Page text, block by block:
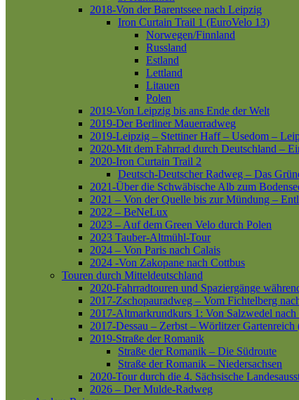
2018-Von der Barentssee nach Leipzig
Iron Curtain Trail 1 (EuroVelo 13)
Norwegen/Finnland
Russland
Estland
Lettland
Litauen
Polen
2019-Von Leipzig bis ans Ende der Welt
2019-Der Berliner Mauerradweg
2019-Leipzig – Stettiner Haff – Usedom –
2020-Mit dem Fahrrad durch Deutschland –
2020-Iron Curtain Trail 2
Deutsch-Deutscher Radweg – Das
2021-Über die Schwäbische Alb zum
2021 – Von der Quelle bis zur Mündung –
2022 – BeNeLux
2023 – Auf dem Green Velo durch Polen
2023 Tauber-Altmühl-Tour
2024 – Von Paris nach Calais
2024 -Von Zakopane nach Cottbus
Touren durch Mitteldeutschland
2020-Fahrradtouren und Spaziergänge
2017-Zschopauradweg – Vom Fichtelberg
2017-Altmarkrundkurs 1: Von Salzwedel nach
2017-Dessau – Zerbst – Wörlitzer
2019-Straße der Romanik
Straße der Romanik – Die Südroute
Straße der Romanik – Niedersachsen
2020-Tour durch die 4. Sächsische
2026 – Der Mulde-Radweg